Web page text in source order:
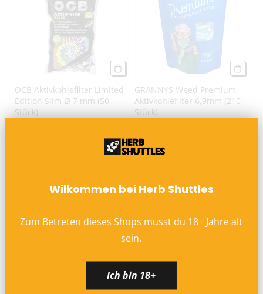
OCB Aktivkohlefilter Limited
Edition Slim Ø 7 mm (50
Stück)
GRANNYS Weed Premium
Aktivkohlefilter 6,9mm (210
Stück)
GRANNYS Weed Premium
Aktivkohlefilter 6,9mm (50
AUSVERKAUFT
OCB Aktivkohlefilter Virgin
Limited Edition Slim Ø 7 mm
(50 Stück)
Wilkommen bei Herb Shuttles
Zum Betreten dieses Shops musst du 18+ Jahre alt
sein.
Ich bin 18+